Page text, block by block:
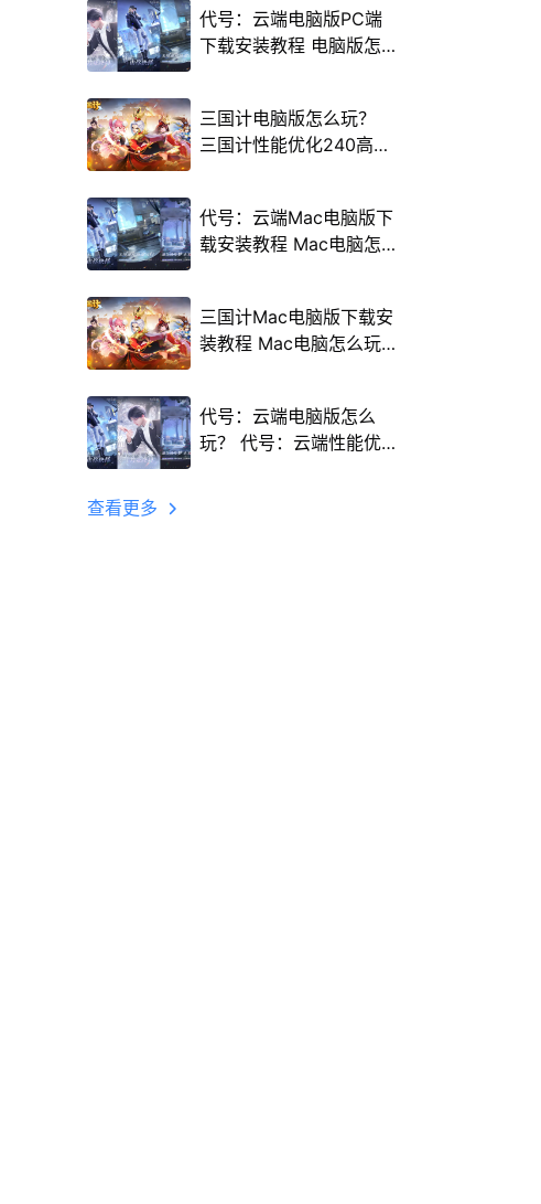
代号：云端电脑版PC端
下载安装教程 电脑版怎
三国计电脑版怎么玩？
三国计性能优化240高帧
代号：云端Mac电脑版下
载安装教程 Mac电脑怎
三国计Mac电脑版下载安
装教程 Mac电脑怎么玩
代号：云端电脑版怎么
玩？ 代号：云端性能优
查看更多